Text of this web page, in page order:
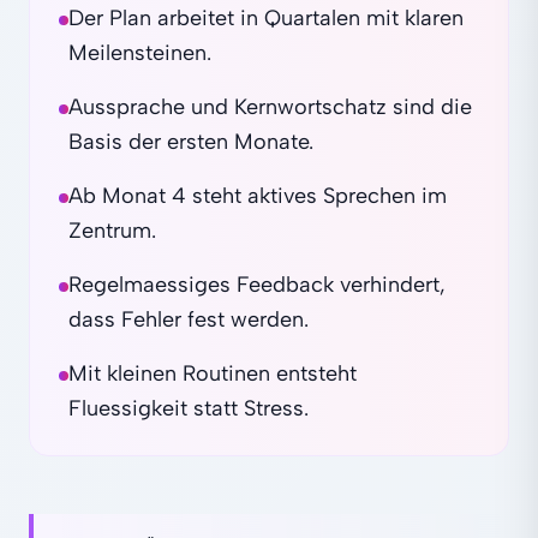
Der Plan arbeitet in Quartalen mit klaren
Meilensteinen.
Aussprache und Kernwortschatz sind die
Basis der ersten Monate.
Ab Monat 4 steht aktives Sprechen im
Zentrum.
Regelmaessiges Feedback verhindert,
dass Fehler fest werden.
Mit kleinen Routinen entsteht
Fluessigkeit statt Stress.